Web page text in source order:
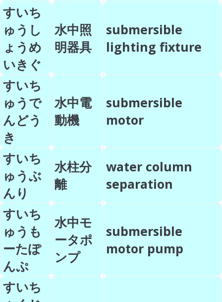
すいち
ゅうし
ょうめ
いきぐ
水中照
明器具
submersible
lighting fixture
すいち
ゅうで
んどう
き
水中電
動機
submersible
motor
すいち
ゅうぶ
んり
水柱分
離
water column
separation
すいち
ゅうも
ーたぽ
んぷ
水中モ
ータポ
ンプ
submersible
motor pump
すいち